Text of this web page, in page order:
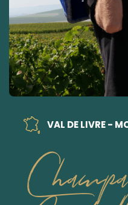
VAL DE LIVRE -